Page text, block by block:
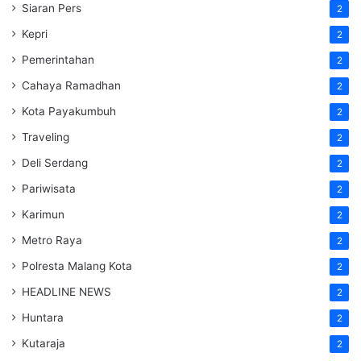
Siaran Pers 2
Kepri 2
Pemerintahan 2
Cahaya Ramadhan 2
Kota Payakumbuh 2
Traveling 2
Deli Serdang 2
Pariwisata 2
Karimun 2
Metro Raya 2
Polresta Malang Kota 2
HEADLINE NEWS 2
Huntara 2
Kutaraja 2